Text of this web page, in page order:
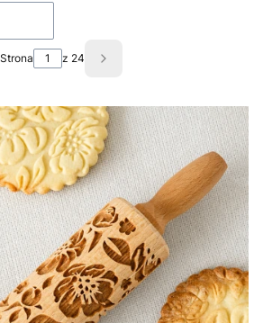
Strona z 24 Następne produkty